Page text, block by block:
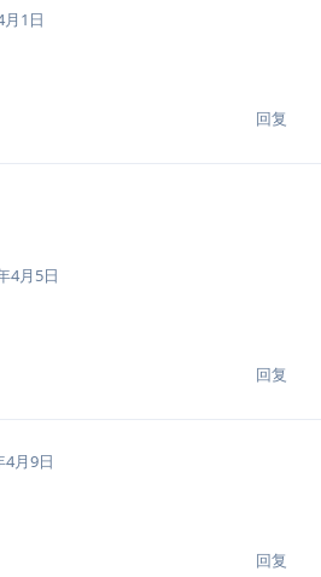
1日
回复
4月5日
回复
4月9日
回复